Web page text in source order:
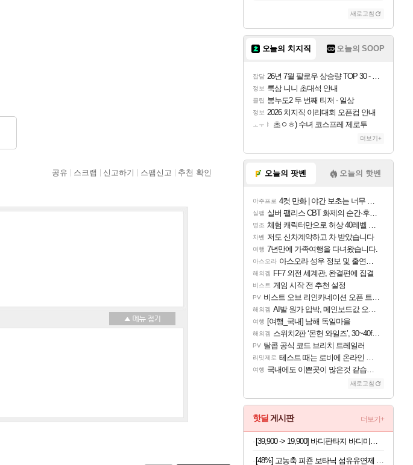
공유 스크랩 신고하기 스팸신고 추천 확인
새로고침
오늘의 치지직 오늘의 SOOP
잡담 26년 7월 팔로우 상승량 TOP 30 - 월간 치지직
정보 룩삼 니니 초대석 안내
클립 봉누도2 두 번째 티저 - 일상
정보 2026 치지직 이리대회 오픈컵 안내
ㅗㅜㅑ 초ㅇㅎ) 수녀 코스프레 제로투
더보기+
오늘의 팟벤 오늘의 핫벤
아주프로 4컷 만화 | 야간 보초는 너무 힘들어
실팰 실버 팰리스 CBT 화제의 순간·후기 모음
명조 체험 캐릭터만으로 허상 40레벨 하이와티아 5분 컷!｜에이메스·린네·모니에 명함
차벤 저도 신차계약하고 차 받았습니다
여행 7년만에 가족여행을 다녀왔습니다.
아스오라 아스오라 성우 정보 및 출연작 모음
해외겜 FF7 외전 세계관, 완결편에 집결
비스트 게임 시작 전 추천 설정
PV 비스트 오브 리인카네이션 오픈 트레일러
해외겜 AI발 원가 압박, 메인보드값 오르나
여행 [여행_국내] 남해 독일마을
해외겜 스위치2판 ‘몬헌 와일즈’, 30~40fps 목표 추정
PV 탈콥 공식 코드 브리치 트레일러
리밋제로 테스트 때는 로비에 온라인 기능이 있는데
여행 국내에도 이쁜곳이 많은것 같습니다
새로고침
핫딜 게시판 더보기+